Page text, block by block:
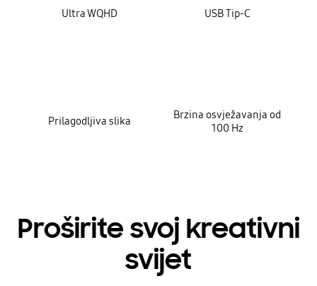
Ultra WQHD USB Tip-C
Prilagodljiva slika
Brzina osvježavanja od
100 Hz
Proširite svoj kreativni
svijet